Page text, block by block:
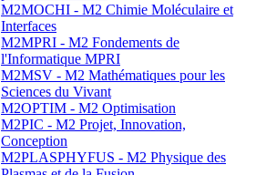
M2MOCHI - M2 Chimie Moléculaire et
Interfaces
M2MPRI - M2 Fondements de
l'Informatique MPRI
M2MSV - M2 Mathématiques pour les
Sciences du Vivant
M2OPTIM - M2 Optimisation
M2PIC - M2 Projet, Innovation,
Conception
M2PLASPHYFUS - M2 Physique des